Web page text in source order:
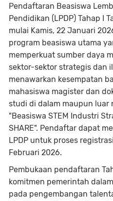
Pendaftaran Beasiswa
Pendidikan (LPDP) Tahap I
mulai Kamis, 22 Januari
program beasiswa utama
memperkuat sumber daya
sektor-sektor strategis dan
menawarkan kesempatan
mahasiswa magister dan
studi di dalam maupun luar
"Beasiswa STEM Industri
SHARE". Pendaftar dapat
LPDP untuk proses
Februari 2026.
Pembukaan pendaftaran
komitmen pemerintah
pada pengembangan